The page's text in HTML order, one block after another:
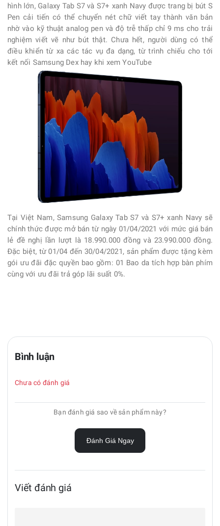
hình lớn, Galaxy Tab S7 và S7+ xanh Navy được trang bị bút S
Pen cải tiến có thể chuyển nét chữ viết tay thành văn bản
nhờ vào kỹ thuật analog pen và độ trễ thấp chỉ 9 ms cho trải
nghiệm viết vẽ như bút thật. Chưa hết, người dùng có thể
điều khiển từ xa các tác vụ đa dạng, từ trình chiếu cho tới
kết nối Samsung Dex hay khi xem YouTube
Tại Việt Nam, Samsung Galaxy Tab S7 và S7+ xanh Navy sẽ
chính thức được mở bán từ ngày 01/04/2021 với mức giá bán
lẻ đề nghị lần lượt là 18.990.000 đồng và 23.990.000 đồng.
Đặc biệt, từ 01/04 đến 30/04/2021, sản phẩm được tặng kèm
gói ưu đãi đặc quyền bao gồm: 01 Bao da tích hợp bàn phím
cùng với ưu đãi trả góp lãi suất 0%.
Bình luận
Chưa có đánh giá
Bạn đánh giá sao về sản phẩm này?
Đánh Giá Ngay
Viết đánh giá